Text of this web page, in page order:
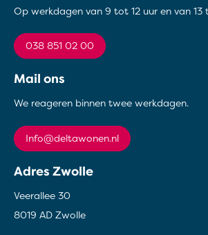
Op werkdagen van 9 tot 12 uur en van 13
038 851 02 00
Mail ons
We reageren binnen twee werkdagen.
info@deltawonen.nl
Adres Zwolle
Veerallee 30
8019 AD Zwolle